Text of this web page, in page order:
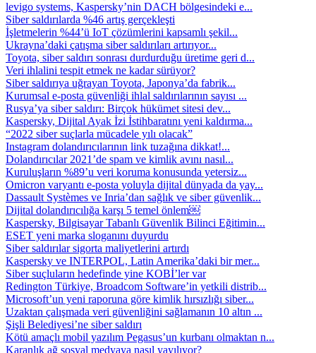
levigo systems, Kaspersky’nin DACH bölgesindeki e...
Siber saldırılarda %46 artış gerçekleşti
İşletmelerin %44’ü IoT çözümlerini kapsamlı şekil...
Ukrayna’daki çatışma siber saldırıları artırıyor...
Toyota, siber saldırı sonrası durdurduğu üretime geri d...
Veri ihlalini tespit etmek ne kadar sürüyor?
Siber saldırıya uğrayan Toyota, Japonya’da fabrik...
Kurumsal e-posta güvenliği ihlal saldırılarının sayısı ...
Rusya’ya siber saldırı: Birçok hükümet sitesi dev...
Kaspersky, Dijital Ayak İzi İstihbaratını yeni kaldırma...
“2022 siber suçlarla mücadele yılı olacak”
Instagram dolandırıcılarının link tuzağına dikkat!...
Dolandırıcılar 2021’de spam ve kimlik avını nasıl...
Kuruluşların %89’u veri koruma konusunda yetersiz...
Omicron varyantı e-posta yoluyla dijital dünyada da yay...
Dassault Systèmes ve Inria’dan sağlık ve siber güvenlik...
Dijital dolandırıcılığa karşı 5 temel önlem￼
Kaspersky, Bilgisayar Tabanlı Güvenlik Bilinci Eğitimin...
ESET yeni marka sloganını duyurdu
Siber saldırılar sigorta maliyetlerini artırdı
Kaspersky ve INTERPOL, Latin Amerika’daki bir mer...
Siber suçluların hedefinde yine KOBİ’ler var
Redington Türkiye, Broadcom Software’in yetkili distrib...
Microsoft’un yeni raporuna göre kimlik hırsızlığı siber...
Uzaktan çalışmada veri güvenliğini sağlamanın 10 altın ...
Şişli Belediyesi’ne siber saldırı
Kötü amaçlı mobil yazılım Pegasus’un kurbanı olmaktan n...
Karanlık ağ sosyal medyaya nasıl yayılıyor?